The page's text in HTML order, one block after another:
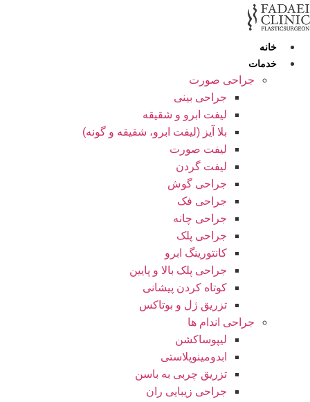
پرش
به
خانه
خدمات
جراحی صورت
جراحی بینی
لیفت ابرو و شقیقه
بلا آیز (لیفت ابرو، شقیقه و گونه)
لیفت صورت
لیفت گردن
جراحی گوش
جراحی فک
جراحی چانه
جراحی پلک
کانتورینگ ابرو
جراحی پلک بالا و پایین
کوتاه کردن پیشانی
تزریق ژل و بوتاکس
جراحی اندام ها
لیپوساکشن
ابدومینوپلاستی
تزریق چربی به باسن
جراحی زیبایی ران